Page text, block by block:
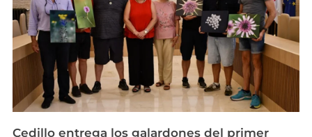
Cedillo entrega los galardones del primer